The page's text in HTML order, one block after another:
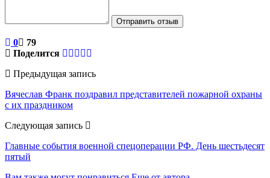
Отправить отзыв
0
79
Поделится
Предыдущая запись
Вячеслав Франк поздравил представителей пожарной охраны
с их праздником
Следующая запись
Главные события военной спецоперации РФ. День шестьдесят
пятый